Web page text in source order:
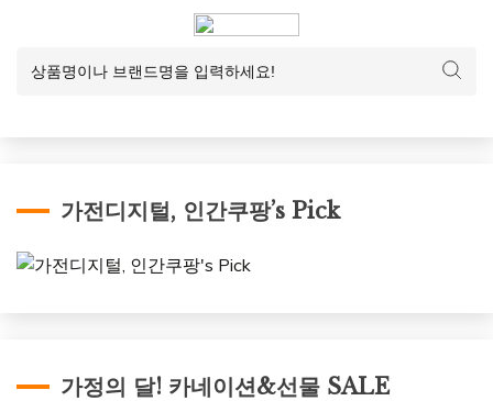
가전디지털, 인간쿠팡’s Pick
가정의 달! 카네이션&선물 SALE